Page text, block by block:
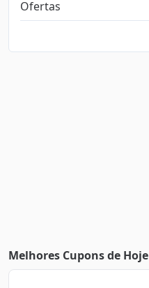
Ofertas
Melhores Cupons de Hoje